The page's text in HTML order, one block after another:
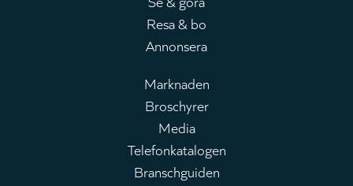
Resa & bo
Annonsera
Leaderboard
Marknaden
Broschyrer
Media
Telefonkatalogen
Branschguiden